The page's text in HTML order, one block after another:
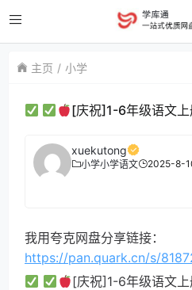
主页 小学
[庆祝]1-6年级语文上
xuekutong
小学小学语文 2025-8-
我用夸克网盘分享链接：
https://pan.quark.cn/s/
[庆祝]1-6年级语文上